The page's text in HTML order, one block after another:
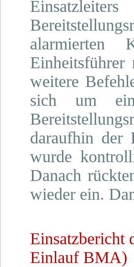
weitere
sich um
daraufhin der
wurde
Danach
wieder ein.
Einsatzbericht
Einlauf BMA)